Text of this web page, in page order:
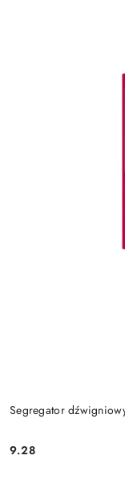
Segregator
Cena:
9.28